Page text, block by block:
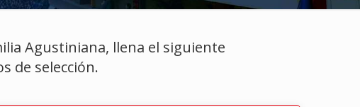
Agustiniana, llena el siguiente
de selección.